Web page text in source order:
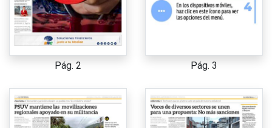
Pág. 2 Pág. 3